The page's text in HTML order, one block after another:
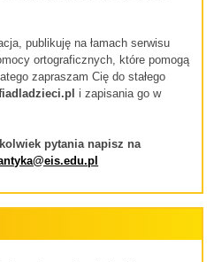
publikuję na łamach serwisu
ortograficznych, które pomogą
zapraszam Cię do stałego
i zapisania go w
pytania napisz na